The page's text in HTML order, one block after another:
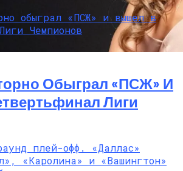
Мастер-Класс На Пляже
Обыграл «ПСЖ» И
Лиги